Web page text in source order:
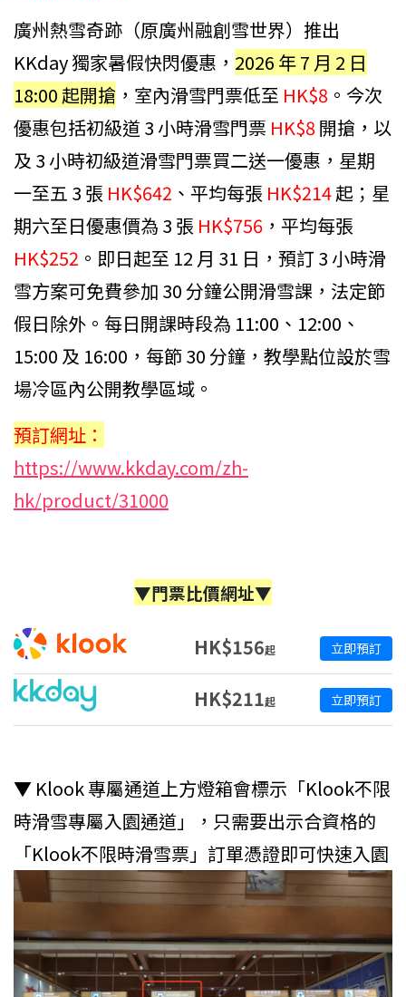
廣州熱雪奇跡（原廣州融創雪世界）推出
KKday 獨家暑假快閃優惠， 2026 年 7 月 2 日
18:00 起開搶 ，室內滑雪門票低至 HK$8 。今次
優惠包括初級道 3 小時滑雪門票 HK$8開搶，以
及 3 小時初級道滑雪門票買二送一優惠，星期
一至五 3 張 HK$642 、平均每張 HK$214起；星
期六至日優惠價為 3 張 HK$756 ，平均每張
HK$252 。即日起至 12 月 31 日，預訂 3 小時滑
雪方案可免費參加 30 分鐘公開滑雪課，法定節
假日除外。每日開課時段為 11:00、12:00、
15:00 及 16:00，每節 30 分鐘，教學點位設於雪
場冷區內公開教學區域。
預訂網址：
https://www.kkday.com/zh-
hk/product/31000
▼門票比價網址▼
HK$156起 立即預訂
HK$211起 立即預訂
▼ Klook 專屬通道上方燈箱會標示「Klook不限
時滑雪專屬入園通道」，只需要出示合資格的
「Klook不限時滑雪票」訂單憑證即可快速入園